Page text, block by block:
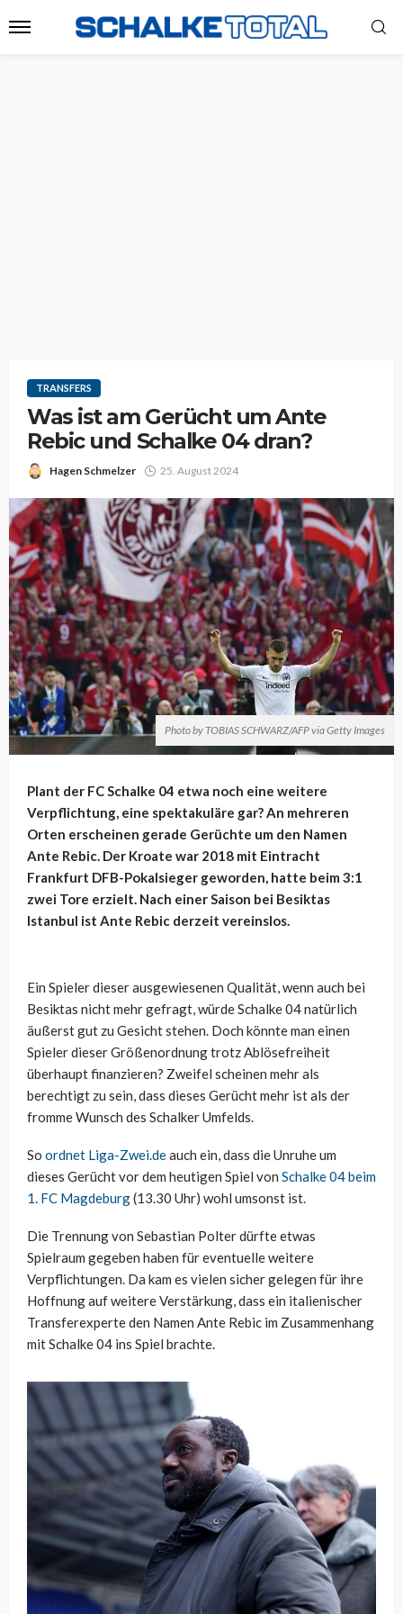
TRANSFERS
Was ist am Gerücht um Ante
Rebic und Schalke 04 dran?
Hagen Schmelzer 25. August 2024
Photo by TOBIAS SCHWARZ/AFP via Getty Images
Plant der FC Schalke 04 etwa noch eine weitere
Verpflichtung, eine spektakuläre gar? An mehreren
Orten erscheinen gerade Gerüchte um den Namen
Ante Rebic. Der Kroate war 2018 mit Eintracht
Frankfurt DFB-Pokalsieger geworden, hatte beim 3:1
zwei Tore erzielt. Nach einer Saison bei Besiktas
Istanbul ist Ante Rebic derzeit vereinslos.
Ein Spieler dieser ausgewiesenen Qualität, wenn auch bei
Besiktas nicht mehr gefragt, würde Schalke 04 natürlich
äußerst gut zu Gesicht stehen. Doch könnte man einen
Spieler dieser Größenordnung trotz Ablösefreiheit
überhaupt finanzieren? Zweifel scheinen mehr als
berechtigt zu sein, dass dieses Gerücht mehr ist als der
fromme Wunsch des Schalker Umfelds.
So ordnet Liga-Zwei.deauch ein, dass die Unruhe um
dieses Gerücht vor dem heutigen Spiel von Schalke 04 beim
1. FC Magdeburg(13.30 Uhr) wohl umsonst ist.
Die Trennung von Sebastian Polter dürfte etwas
Spielraum gegeben haben für eventuelle weitere
Verpflichtungen. Da kam es vielen sicher gelegen für ihre
Hoffnung auf weitere Verstärkung, dass ein italienischer
Transferexperte den Namen Ante Rebic im Zusammenhang
mit Schalke 04 ins Spiel brachte.